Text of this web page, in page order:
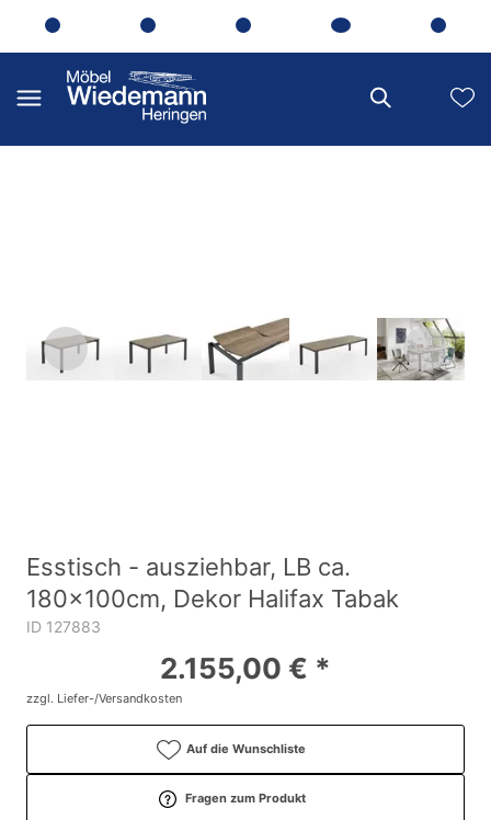
Esstisch - ausziehbar, LB ca.
180x100cm, Dekor Halifax Tabak
ID 127883
2.155,00 € *
zzgl. Liefer-/Versandkosten
Auf die Wunschliste
Fragen zum Produkt